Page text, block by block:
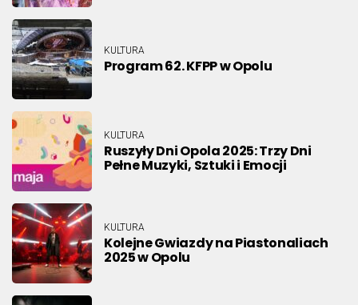
KULTURA
Program 62. KFPP w Opolu
KULTURA
Ruszyły Dni Opola 2025: Trzy Dni
Pełne Muzyki, Sztuki i Emocji
KULTURA
Kolejne Gwiazdy na Piastonaliach
2025 w Opolu